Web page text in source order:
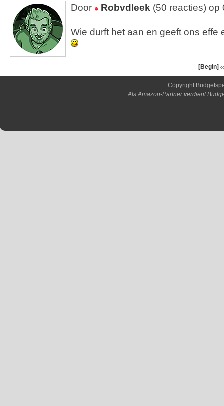
Door Robvdleek (50 reacties) op
Wie durft het aan en geeft ons effe
[Begin]
Copyright
Als Amazon-Partner verdient